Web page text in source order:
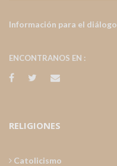
Información para el diálogo
ENCONTRANOS EN :
RELIGIONES
Catolicismo